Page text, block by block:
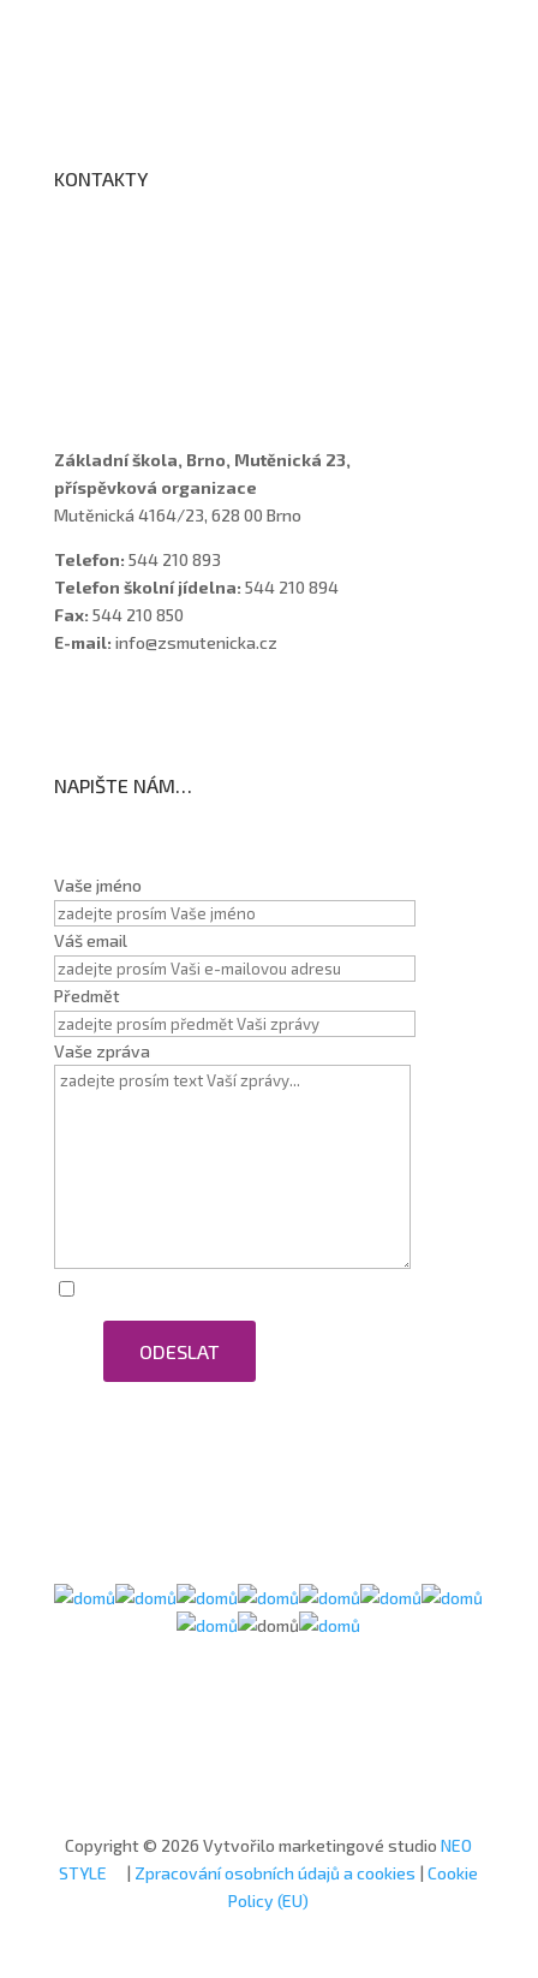
KONTAKTY
Základní škola, Brno, Mutěnická 23,
příspěvková organizace
Mutěnická 4164/23, 628 00 Brno
Telefon: 544 210 893
Telefon školní jídelna: 544 210 894
Fax: 544 210 850
E-mail: info@zsmutenicka.cz
NAPIŠTE NÁM…
Vaše jméno
Váš email
Předmět
Vaše zpráva
ODESLAT
Copyright © 2026 Vytvořilo marketingové studioNEO
STYLE
| Zpracování osobních údajů a cookies |Cookie
Policy (EU)